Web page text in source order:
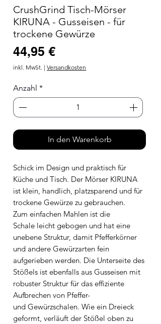
CrushGrind Tisch-Mörser
KIRUNA - Gusseisen - für
trockene Gewürze
44,95 €Preis
inkl. MwSt. | Versandkosten
Anzahl *
In den Warenkorb
Schick im Design und praktisch für
Küche und Tisch. Der Mörser KIRUNA
ist klein, handlich, platzsparend und für
trockene Gewürze zu gebrauchen.
Zum einfachen Mahlen ist die
Schale leicht gebogen und hat eine
unebene Struktur, damit Pfefferkörner
und andere Gewürzarten fein
aufgerieben werden. Die Unterseite des
Stößels ist ebenfalls aus Gusseisen mit
robuster Struktur für das effiziente
Aufbrechen von Pfeffer-
und Gewürzschalen. Wie ein Dreieck
geformt, verläuft der Stößel oben zu